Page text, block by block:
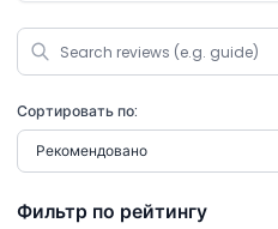
Сортировать по:
Фильтр по рейтингу